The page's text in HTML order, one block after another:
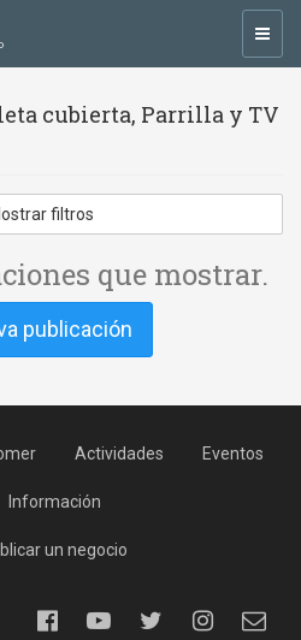
cubierta, Parrilla y TV
filtros
que mostrar.
publicación
Actividades Eventos
Información
un negocio